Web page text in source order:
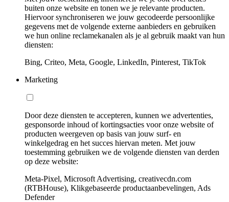
buiten onze website en tonen we je relevante producten.
Hiervoor synchroniseren we jouw gecodeerde persoonlijke
gegevens met de volgende externe aanbieders en gebruiken
we hun online reclamekanalen als je al gebruik maakt van hun
diensten:
Bing, Criteo, Meta, Google, LinkedIn, Pinterest, TikTok
Marketing
Door deze diensten te accepteren, kunnen we advertenties,
gesponsorde inhoud of kortingsacties voor onze website of
producten weergeven op basis van jouw surf- en
winkelgedrag en het succes hiervan meten. Met jouw
toestemming gebruiken we de volgende diensten van derden
op deze website:
Meta-Pixel, Microsoft Advertising, creativecdn.com
(RTBHouse), Klikgebaseerde productaanbevelingen, Ads
Defender